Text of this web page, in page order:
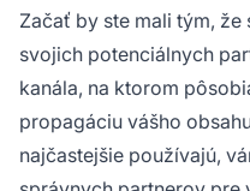
Začať by ste mali tým,
svojich potenciálnych
kanála, na ktorom
propagáciu vášho
najčastejšie používajú,